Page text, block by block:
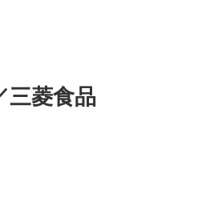
三菱食品